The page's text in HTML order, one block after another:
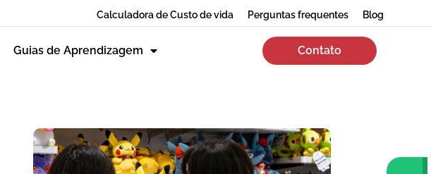
Calculadora de Custo de vida Perguntas frequentes Blog
Guias de Aprendizagem Contato